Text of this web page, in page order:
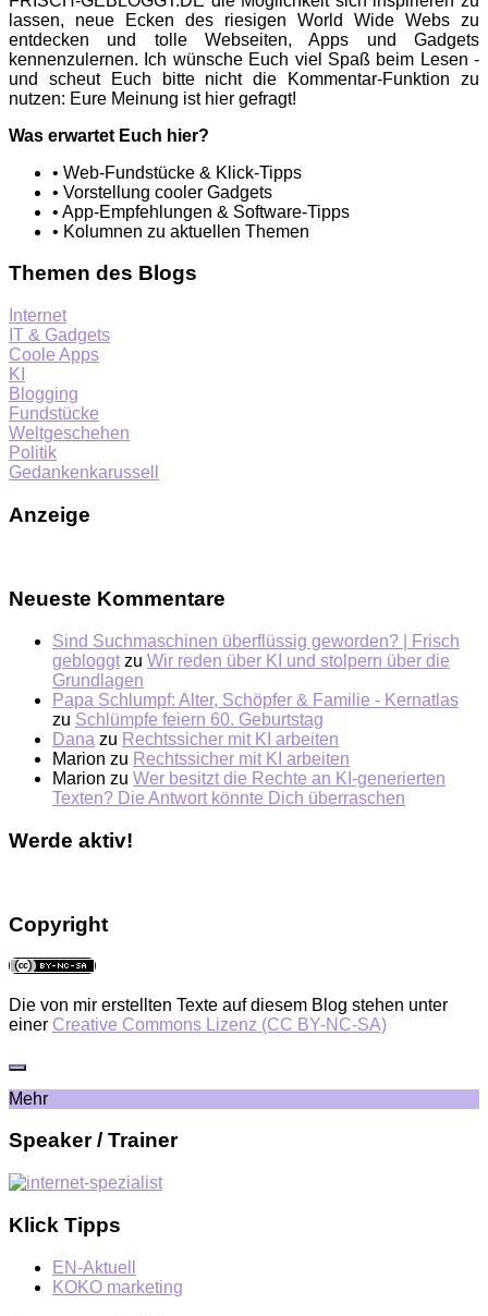
lassen, neue Ecken des riesigen World Wide Webs zu
entdecken und tolle Webseiten, Apps und Gadgets
kennenzulernen. Ich wünsche Euch viel Spaß beim Lesen -
und scheut Euch bitte nicht die Kommentar-Funktion zu
nutzen: Eure Meinung ist hier gefragt!
Was erwartet Euch hier?
• Web-Fundstücke & Klick-Tipps
• Vorstellung cooler Gadgets
• App-Empfehlungen & Software-Tipps
• Kolumnen zu aktuellen Themen
Themen des Blogs
Internet
IT & Gadgets
Coole Apps
KI
Blogging
Fundstücke
Weltgeschehen
Politik
Gedankenkarussell
Anzeige
Neueste Kommentare
Sind Suchmaschinen überflüssig geworden? | Frisch
gebloggt zu Wir reden über KI und stolpern über die
Grundlagen
Papa Schlumpf: Alter, Schöpfer & Familie - Kernatlas
zu Schlümpfe feiern 60. Geburtstag
Dana zu Rechtssicher mit KI arbeiten
Marion zu Rechtssicher mit KI arbeiten
Marion zu Wer besitzt die Rechte an KI-generierten
Texten? Die Antwort könnte Dich überraschen
Werde aktiv!
Copyright
Die von mir erstellten Texte auf diesem Blog stehen unter
einer Creative Commons Lizenz (CC BY-NC-SA)
Mehr
Speaker / Trainer
Klick Tipps
EN-Aktuell
KOKO marketing